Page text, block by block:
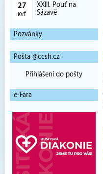
27
KVĚ
XXIII. Pouť na
Sázavě
Pozvánky
Pošta @ccsh.cz
Přihlášení do pošty
e-Fara